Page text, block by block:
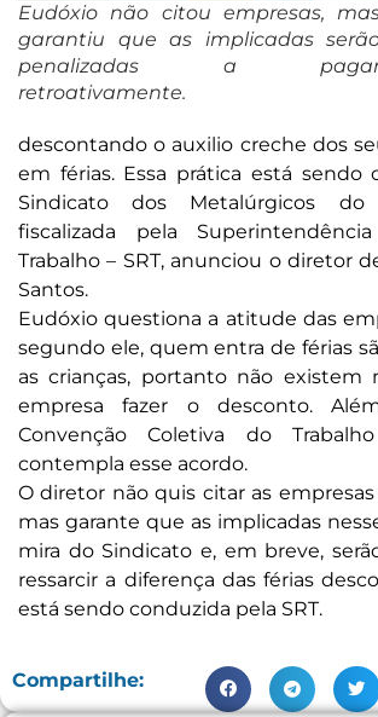
Eudóxio não citou empresas,
garantiu que as implicadas
penalizadas a
retroativamente.
descontando o auxilio creche dos
em férias. Essa prática está sendo
Sindicato dos Metalúrgicos do
fiscalizada pela
Trabalho – SRT, anunciou o diretor
Santos.
Eudóxio questiona a atitude das
segundo ele, quem entra de férias
as crianças, portanto não existem
empresa fazer o desconto.
Convenção Coletiva do
contempla esse acordo.
O diretor não quis citar as empresas
mas garante que as implicadas
mira do Sindicato e, em breve,
ressarcir a diferença das férias
está sendo conduzida pela SRT.
Compartilhe: